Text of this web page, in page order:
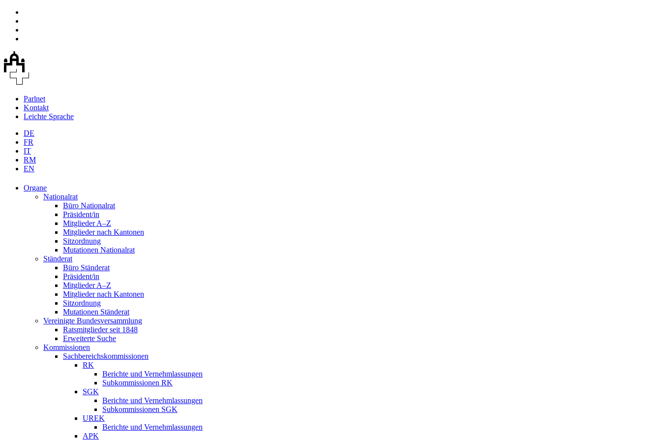
Parlnet
Kontakt
Leichte Sprache
DE
FR
IT
RM
EN
Organe
Nationalrat
Büro Nationalrat
Präsident/in
Mitglieder A–Z
Mitglieder nach Kantonen
Sitzordnung
Mutationen Nationalrat
Ständerat
Büro Ständerat
Präsident/in
Mitglieder A–Z
Mitglieder nach Kantonen
Sitzordnung
Mutationen Ständerat
Vereinigte Bundesversammlung
Ratsmitglieder seit 1848
Erweiterte Suche
Kommissionen
Sachbereichskommissionen
RK
Berichte und Vernehmlassungen
Subkommissionen RK
SGK
Berichte und Vernehmlassungen
Subkommissionen SGK
UREK
Berichte und Vernehmlassungen
APK